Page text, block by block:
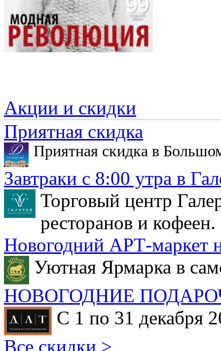
Акции и скидки
Приятная скидка
Приятная скидка в
Завтраки с 8:00 утра в
Торговый центр
ресторанов и кофеен.
Новогодний АРТ-маркет
Уютная Ярмарка в
НОВОГОДНИЕ
С 1 по 31 декабря
Все скидки >